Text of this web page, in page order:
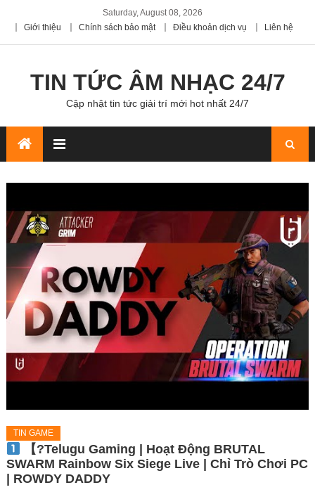
Saturday, August 08, 2026
Giới thiệu
Chính sách bảo mật Điều khoản dịch vụ Liên hệ
TIN TỨC ÂM NHẠC 24/7
Cập nhật tin tức giải trí mới hot nhất 24/7
TIN GAME
【?Telugu Gaming | Hoạt Động BRUTAL
SWARM Rainbow Six Siege Live | Chỉ Trò Chơi PC
| ROWDY DADDY